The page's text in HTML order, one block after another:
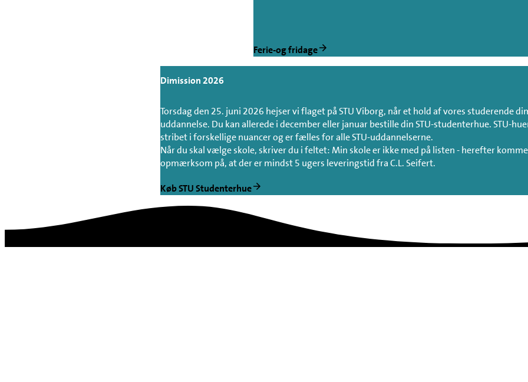
Ferie-og fridage
Dimission 2026
Torsdag den 25. juni 2026 hejser vi flaget på STU Viborg, når et hold af vores studerende
uddannelse. Du kan allerede i december eller januar bestille din STU-studenterhue. STU-
stribet i forskellige nuancer og er fælles for alle STU-uddannelserne.
Når du skal vælge skole, skriver du i feltet: Min skole er ikke med på listen - herefter
opmærksom på, at der er mindst 5 ugers leveringstid fra C.L. Seifert.
Køb STU Studenterhue